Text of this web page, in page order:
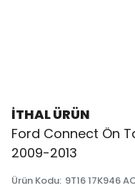
İTHAL ÜRÜN
Ford Connect Ön
2009-2013
Ürün Kodu: 9T16 17K946